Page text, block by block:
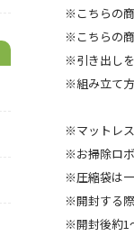
※こちらの
※こちらの
※引き出し
※組み立て
※マットレ
※お掃除ロ
※圧縮袋は
※開封する
※開封後約1